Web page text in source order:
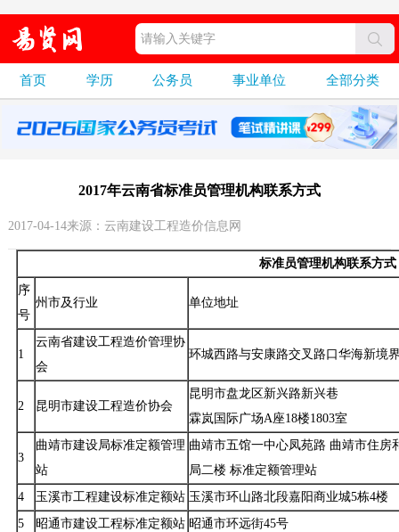
首页 学历 公务员 事业单位 全部分类
2017年云南省标准员管理机构联系方式
2017-04-14来源：云南建设工程造价信息网
标准员管理机构联系方式
序
号
州市及行业 单位地址
1
云南省建设工程造价管理协
会
环城西路与安康路交叉路口华海新境
2 昆明市建设工程造价协会
昆明市盘龙区新兴路新兴巷
霖岚国际广场A座18楼1803室
3
曲靖市建设局标准定额管理
站
曲靖市五馆一中心凤苑路 曲靖市住房
局二楼 标准定额管理站
4
玉溪市工程建设标准定额站 玉溪市环山路北段嘉阳商业城5栋4楼
5
昭通市建设工程标准定额站 昭通市环远街45号